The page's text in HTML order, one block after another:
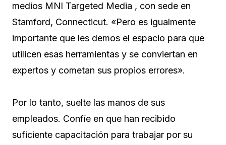
medios MNI Targeted Media , con sede en
Stamford, Connecticut. «Pero es igualmente
importante que les demos el espacio para que
utilicen esas herramientas y se conviertan en
expertos y cometan sus propios errores».
Por lo tanto, suelte las manos de sus
empleados. Confíe en que han recibido
suficiente capacitación para trabajar por su